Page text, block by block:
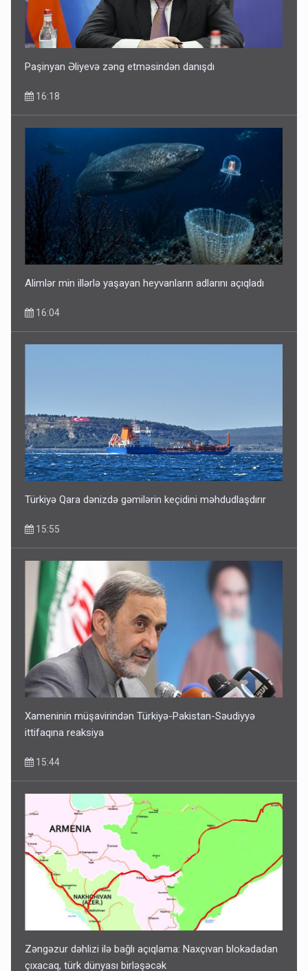
Paşinyan Əliyevə zəng etməsindən danışdı
16:18
Alimlər min illərlə yaşayan heyvanların adlarını açıqladı
16:04
Türkiyə Qara dənizdə gəmilərin keçidini məhdudlaşdırır
15:55
Xameninin müşavirindən Türkiyə-Pakistan-Səudiyyə
ittifaqına reaksiya
15:44
Zəngəzur dəhlizi ilə bağlı açıqlama: Naxçıvan blokadadan
çıxacaq, türk dünyası birləşəcək